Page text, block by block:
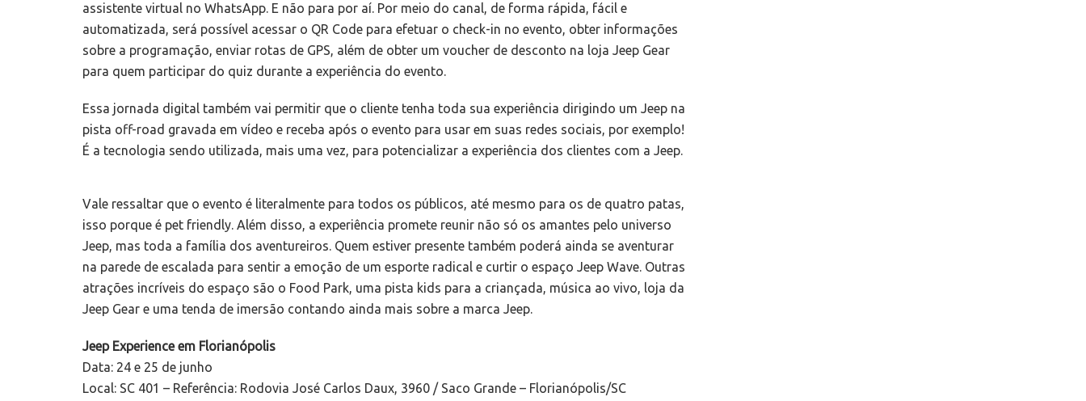
assistente virtual no WhatsApp. E não para por aí. Por meio do canal, de forma rápida, fácil e
automatizada, será possível acessar o QR Code para efetuar o check-in no evento, obter informações
sobre a programação, enviar rotas de GPS, além de obter um voucher de desconto na loja Jeep Gear
para quem participar do quiz durante a experiência do evento.
Essa jornada digital também vai permitir que o cliente tenha toda sua experiência dirigindo um Jeep na
pista off-road gravada em vídeo e receba após o evento para usar em suas redes sociais, por exemplo!
É a tecnologia sendo utilizada, mais uma vez, para potencializar a experiência dos clientes com a Jeep.
Vale ressaltar que o evento é literalmente para todos os públicos, até mesmo para os de quatro patas,
isso porque é pet friendly. Além disso, a experiência promete reunir não só os amantes pelo universo
Jeep, mas toda a família dos aventureiros. Quem estiver presente também poderá ainda se aventurar
na parede de escalada para sentir a emoção de um esporte radical e curtir o espaço Jeep Wave. Outras
atrações incríveis do espaço são o Food Park, uma pista kids para a criançada, música ao vivo, loja da
Jeep Gear e uma tenda de imersão contando ainda mais sobre a marca Jeep.
Jeep Experience em Florianópolis
Data: 24 e 25 de junho
Local: SC 401 – Referência: Rodovia José Carlos Daux, 3960 / Saco Grande – Florianópolis/SC